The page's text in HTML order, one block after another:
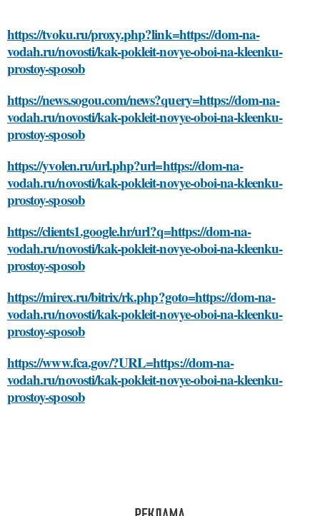
https://tvoku.ru/proxy.php?link=https://dom-na-
vodah.ru/novosti/kak-pokleit-novye-oboi-na-kleenku-
prostoy-sposob
https://news.sogou.com/news?query=https://dom-na-
vodah.ru/novosti/kak-pokleit-novye-oboi-na-kleenku-
prostoy-sposob
https://yvolen.ru/url.php?url=https://dom-na-
vodah.ru/novosti/kak-pokleit-novye-oboi-na-kleenku-
prostoy-sposob
https://clients1.google.hr/url?q=https://dom-na-
vodah.ru/novosti/kak-pokleit-novye-oboi-na-kleenku-
prostoy-sposob
https://mirex.ru/bitrix/rk.php?goto=https://dom-na-
vodah.ru/novosti/kak-pokleit-novye-oboi-na-kleenku-
prostoy-sposob
https://www.fca.gov/?URL=https://dom-na-
vodah.ru/novosti/kak-pokleit-novye-oboi-na-kleenku-
prostoy-sposob